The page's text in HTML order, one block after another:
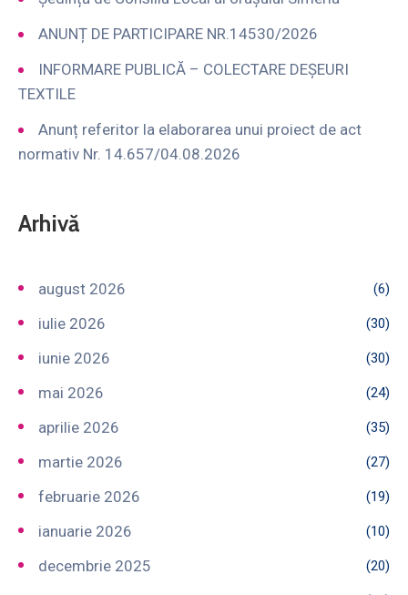
ANUNȚ DE PARTICIPARE NR.14530/2026
INFORMARE PUBLICĂ – COLECTARE DEȘEURI
TEXTILE
Anunț referitor la elaborarea unui proiect de act
normativ Nr. 14.657/04.08.2026
Arhivă
august 2026 (6)
iulie 2026 (30)
iunie 2026 (30)
mai 2026 (24)
aprilie 2026 (35)
martie 2026 (27)
februarie 2026 (19)
ianuarie 2026 (10)
decembrie 2025 (20)